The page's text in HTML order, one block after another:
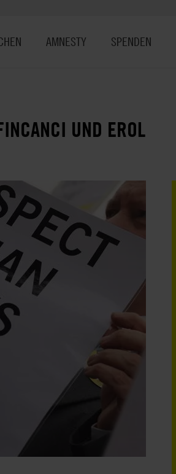
AMNESTY SPENDEN
UND EROL